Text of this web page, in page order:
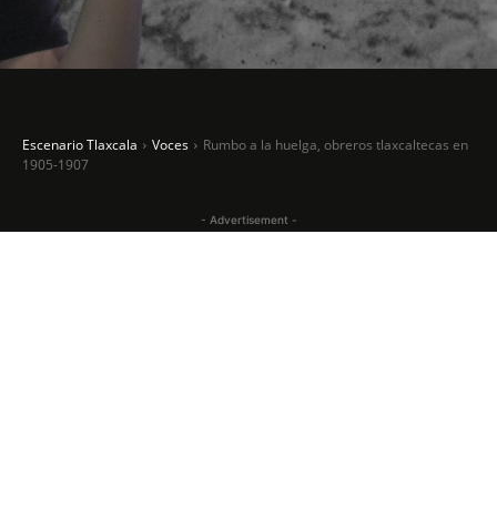
Escenario Tlaxcala Voces
Rumbo a la huelga, obreros tlaxcaltecas en
1905-1907
- Advertisement -